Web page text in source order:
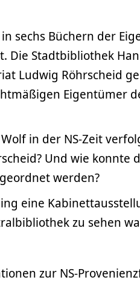
sechs Büchern der
Die Stadtbibliothek
Ludwig Röhrscheid
Eigentümer
in der NS-Zeit
Und wie
werden?
eine
zu sehen
zur NS-